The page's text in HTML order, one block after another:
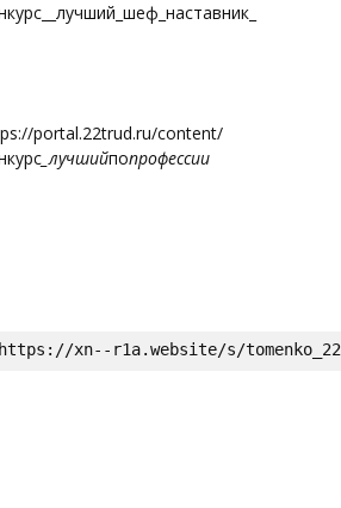
portal.22trud.ru/content/
_лучшийпопрофессии
https://xn--r1a.website/s/tomenko_22